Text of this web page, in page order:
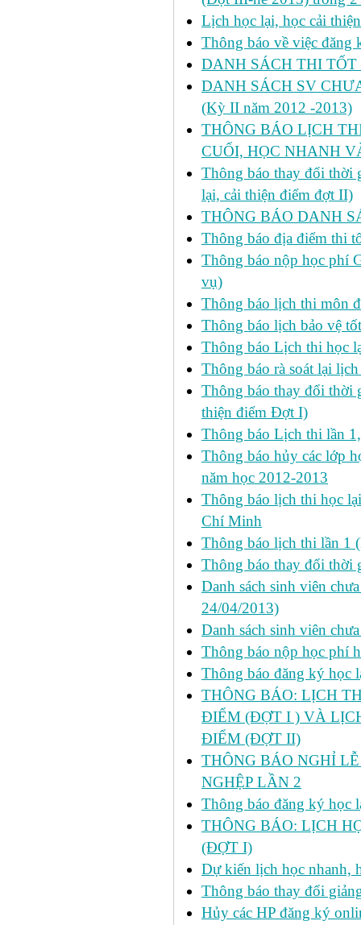
Lịch học lại, học cải
Thông báo về việc
DANH SÁCH THI
DANH SÁCH SV
(Kỳ II năm 2012 -2013)
THÔNG BÁO LỊCH
CUỐI, HỌC NHANH
Thông báo thay đổi thời
lại, cải thiện điểm đợt II)
THÔNG BÁO DANH
Thông báo địa điểm thi
Thông báo nộp học phí
vụ)
Thông báo lịch thi môn
Thông báo lịch bảo vệ
Thông báo Lịch thi học
Thông báo rà soát lại
Thông báo thay đổi thời
thiện điểm Đợt I)
Thông báo Lịch thi lần
Thông báo hủy các lớp
năm học 2012-2013
Thông báo lịch thi học
Chí Minh
Thông báo lịch thi lần 1
Thông báo thay đổi thời
Danh sách sinh viên
24/04/2013)
Danh sách sinh viên
Thông báo nộp học phí
Thông báo đăng ký học
THÔNG BÁO: LỊCH
ĐIỂM (ĐỢT I ) VÀ
ĐIỂM (ĐỢT II)
THÔNG BÁO NGHỈ
NGHỆP LẦN 2
Thông báo đăng ký học
THÔNG BÁO: LỊCH
(ĐỢT I)
Dự kiến lịch học nhanh,
Thông báo thay đổi
Hủy các HP đăng ký